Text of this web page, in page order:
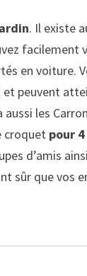
. Il existe
en voiture.
peuvent
les
croquet pour
d’amis
sûr que vos